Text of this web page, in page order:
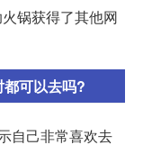
锅获得了其他网
可以去吗?
自己非常喜欢去